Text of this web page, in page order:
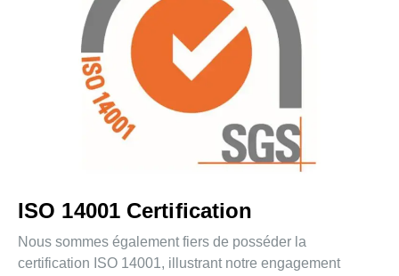
ISO 14001 Certification
Nous sommes également fiers de posséder la
certification ISO 14001, illustrant notre engagement